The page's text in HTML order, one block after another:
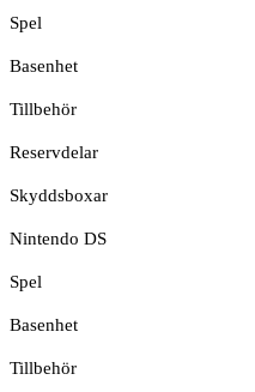
Spel
Basenhet
Tillbehör
Reservdelar
Skyddsboxar
Nintendo DS
Spel
Basenhet
Tillbehör